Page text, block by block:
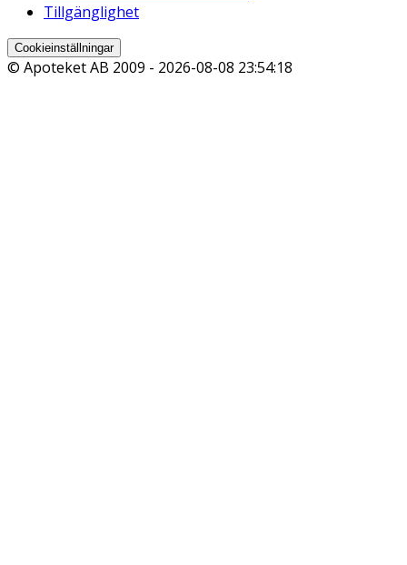
Tillgänglighet
Cookieinställningar
© Apoteket AB 2009 - 2026-08-08 23:54:18